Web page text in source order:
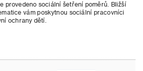
provedeno sociální šetření poměrů. Bližší
vám poskytnou sociální pracovníci
ochrany dětí.